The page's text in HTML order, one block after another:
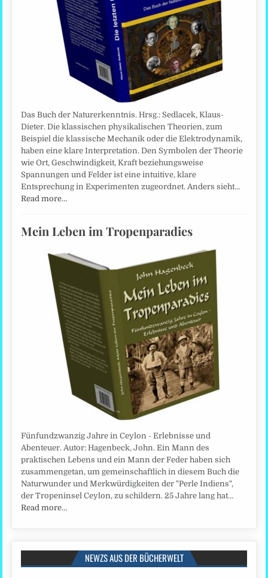
Das Buch der Naturerkenntnis. Hrsg.: Sedlacek, Klaus-
Dieter. Die klassischen physikalischen Theorien, zum
Beispiel die klassische Mechanik oder die Elektrodynamik,
haben eine klare Interpretation. Den Symbolen der Theorie
wie Ort, Geschwindigkeit, Kraft beziehungsweise
Spannungen und Felder ist eine intuitive, klare
Entsprechung in Experimenten zugeordnet. Anders sieht…
Read more…
Mein Leben im Tropenparadies
Fünfundzwanzig Jahre in Ceylon - Erlebnisse und
Abenteuer. Autor: Hagenbeck, John. Ein Mann des
praktischen Lebens und ein Mann der Feder haben sich
zusammengetan, um gemeinschaftlich in diesem Buch die
Naturwunder und Merkwürdigkeiten der "Perle Indiens",
der Tropeninsel Ceylon, zu schildern. 25 Jahre lang hat…
Read more…
NEWZS AUS DER BÜCHERWELT